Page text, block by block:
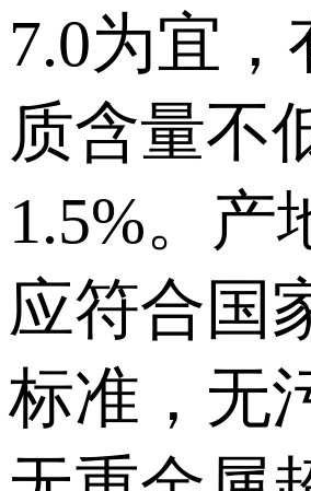
7.0为宜，
质含量不
1.5%。产
应符合国
标准，无